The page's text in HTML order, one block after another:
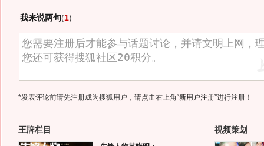
我来说两句(1)
*发表评论前请先注册成为搜狐用户，请点击右上角“新用户注册”进行注册！
王牌栏目 视频策划